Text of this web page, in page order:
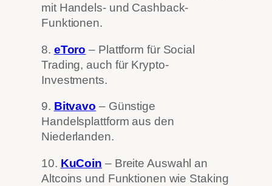
mit Handels- und Cashback-
Funktionen.
8. eToro – Plattform für Social
Trading, auch für Krypto-
Investments.
9. Bitvavo – Günstige
Handelsplattform aus den
Niederlanden.
10. KuCoin – Breite Auswahl an
Altcoins und Funktionen wie Staking